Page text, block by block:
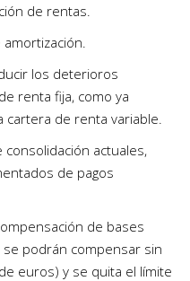
de rentas.
los deterioros
renta fija, como ya
cartera de renta variable.
actuales,
de pagos
de bases
podrán compensar sin
euros) y se quita el límite